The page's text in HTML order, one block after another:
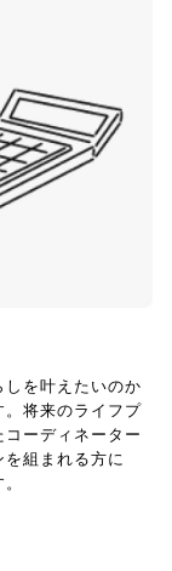
を叶えたいのか
。将来のライフプ
ーディネーター
組まれる方に